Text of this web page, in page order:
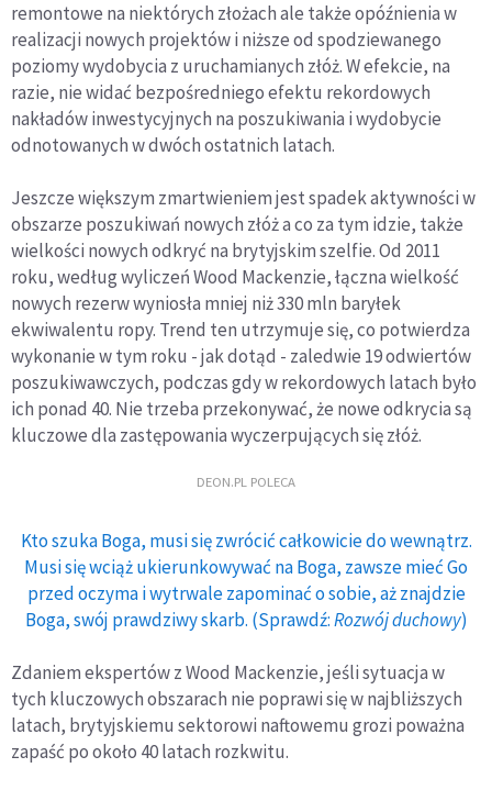
remontowe na niektórych złożach ale także opóźnienia w
realizacji nowych projektów i niższe od spodziewanego
poziomy wydobycia z uruchamianych złóż. W efekcie, na
razie, nie widać bezpośredniego efektu rekordowych
nakładów inwestycyjnych na poszukiwania i wydobycie
odnotowanych w dwóch ostatnich latach.
Jeszcze większym zmartwieniem jest spadek aktywności w
obszarze poszukiwań nowych złóż a co za tym idzie, także
wielkości nowych odkryć na brytyjskim szelfie. Od 2011
roku, według wyliczeń Wood Mackenzie, łączna wielkość
nowych rezerw wyniosła mniej niż 330 mln baryłek
ekwiwalentu ropy. Trend ten utrzymuje się, co potwierdza
wykonanie w tym roku - jak dotąd - zaledwie 19 odwiertów
poszukiwawczych, podczas gdy w rekordowych latach było
ich ponad 40. Nie trzeba przekonywać, że nowe odkrycia są
kluczowe dla zastępowania wyczerpujących się złóż.
DEON.PL POLECA
Kto szuka Boga, musi się zwrócić całkowicie do wewnątrz.
Musi się wciąż ukierunkowywać na Boga, zawsze mieć Go
przed oczyma i wytrwale zapominać o sobie, aż znajdzie
Boga, swój prawdziwy skarb. (Sprawdź:Rozwój duchowy)
Zdaniem ekspertów z Wood Mackenzie, jeśli sytuacja w
tych kluczowych obszarach nie poprawi się w najbliższych
latach, brytyjskiemu sektorowi naftowemu grozi poważna
zapaść po około 40 latach rozkwitu.